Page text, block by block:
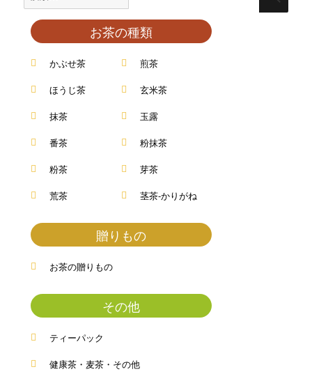
お茶の種類
かぶせ茶
ほうじ茶
抹茶
番茶
粉茶
荒茶
煎茶
玄米茶
玉露
粉抹茶
芽茶
茎茶-かりがね
贈りもの
お茶の贈りもの
その他
ティーパック
健康茶・麦茶・その他